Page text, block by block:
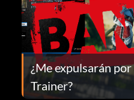
¿Me expulsarán
Trainer?